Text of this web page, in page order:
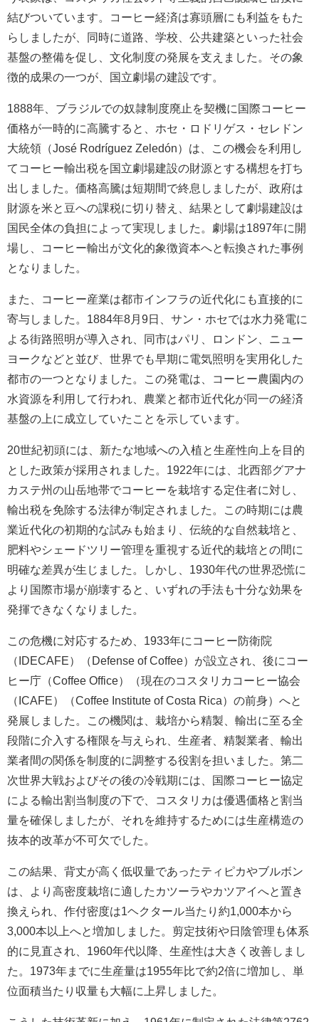
結びついています。コーヒー経済は寡頭層にも利益をもた
らしましたが、同時に道路、学校、公共建築といった社会
基盤の整備を促し、文化制度の発展を支えました。その象
徴的成果の一つが、国立劇場の建設です。
1888年、ブラジルでの奴隷制度廃止を契機に国際コーヒー
価格が一時的に高騰すると、ホセ・ロドリゲス・セレドン
大統領（José Rodríguez Zeledón）は、この機会を利用し
てコーヒー輸出税を国立劇場建設の財源とする構想を打ち
出しました。価格高騰は短期間で終息しましたが、政府は
財源を米と豆への課税に切り替え、結果として劇場建設は
国民全体の負担によって実現しました。劇場は1897年に開
場し、コーヒー輸出が文化的象徴資本へと転換された事例
となりました。
また、コーヒー産業は都市インフラの近代化にも直接的に
寄与しました。1884年8月9日、サン・ホセでは水力発電に
よる街路照明が導入され、同市はパリ、ロンドン、ニュー
ヨークなどと並び、世界でも早期に電気照明を実用化した
都市の一つとなりました。この発電は、コーヒー農園内の
水資源を利用して行われ、農業と都市近代化が同一の経済
基盤の上に成立していたことを示しています。
20世紀初頭には、新たな地域への入植と生産性向上を目的
とした政策が採用されました。1922年には、北西部グアナ
カステ州の山岳地帯でコーヒーを栽培する定住者に対し、
輸出税を免除する法律が制定されました。この時期には農
業近代化の初期的な試みも始まり、伝統的な自然栽培と、
肥料やシェードツリー管理を重視する近代的栽培との間に
明確な差異が生じました。しかし、1930年代の世界恐慌に
より国際市場が崩壊すると、いずれの手法も十分な効果を
発揮できなくなりました。
この危機に対応するため、1933年にコーヒー防衛院
（IDECAFE）（Defense of Coffee）が設立され、後にコー
ヒー庁（Coffee Office）（現在のコスタリカコーヒー協会
（ICAFE）（Coffee Institute of Costa Rica）の前身）へと
発展しました。この機関は、栽培から精製、輸出に至る全
段階に介入する権限を与えられ、生産者、精製業者、輸出
業者間の関係を制度的に調整する役割を担いました。第二
次世界大戦およびその後の冷戦期には、国際コーヒー協定
による輸出割当制度の下で、コスタリカは優遇価格と割当
量を確保しましたが、それを維持するためには生産構造の
抜本的改革が不可欠でした。
この結果、背丈が高く低収量であったティピカやブルボン
は、より高密度栽培に適したカツーラやカツアイへと置き
換えられ、作付密度は1ヘクタール当たり約1,000本から
3,000本以上へと増加しました。剪定技術や日陰管理も体系
的に見直され、1960年代以降、生産性は大きく改善しまし
た。1973年までに生産量は1955年比で約2倍に増加し、単
位面積当たり収量も大幅に上昇しました。